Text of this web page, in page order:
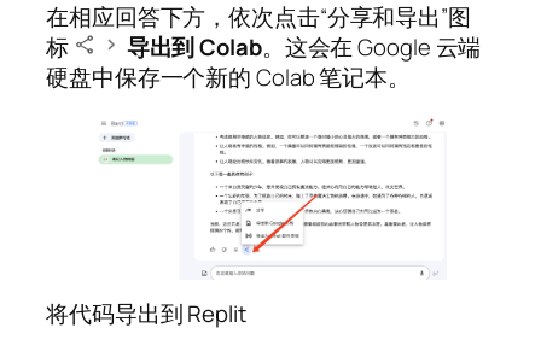
在相应回答下方，依次点击“分享和导出”图
标
导出到 Colab。这会在 Google 云端
硬盘中保存一个新的 Colab 笔记本。
将代码导出到 Replit